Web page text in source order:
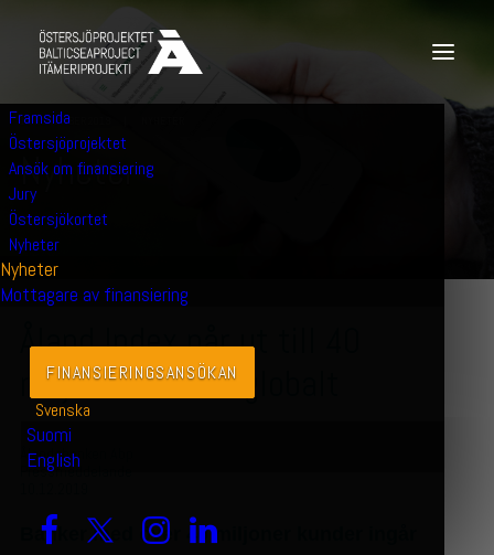
Framsida
Östersjöprojektet
Ansök om finansiering
Jury
Östersjökortet
Nyheter
Nyheter
Mottagare av finansiering
FINANSIERINGS­ANSÖKAN
Svenska
Suomi
English
10 DECEMBER 2019
Nyheter
Åland Index når ut till 40
miljoner kunder globalt
Ålandsbanken Abp
Pressmeddelande
Banker med över 40 miljoner kunder ingår